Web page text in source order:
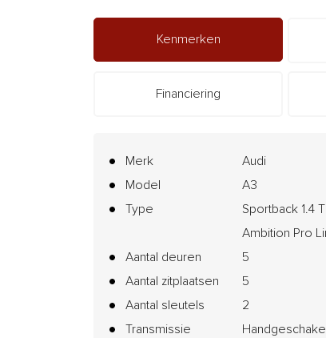
Kenmerken
Financiering
Merk
Audi
Model
A3
Type
Sportback 1.4
Ambition Pro
Aantal deuren
5
Aantal zitplaatsen
5
Aantal sleutels
2
Transmissie